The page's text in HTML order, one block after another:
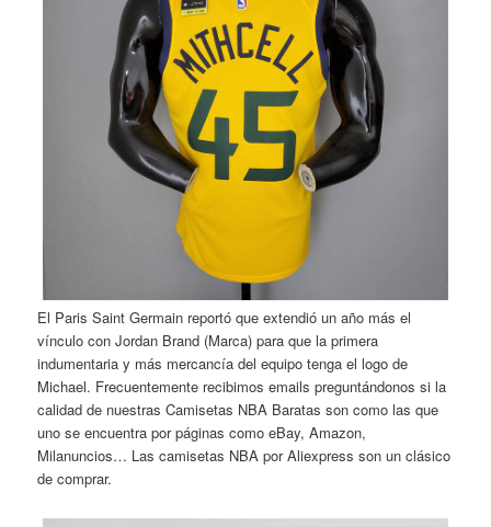
El Paris Saint Germain reportó que extendió un año más el
vínculo con Jordan Brand (Marca) para que la primera
indumentaria y más mercancía del equipo tenga el logo de
Michael. Frecuentemente recibimos emails preguntándonos si la
calidad de nuestras Camisetas NBA Baratas son como las que
uno se encuentra por páginas como eBay, Amazon,
Milanuncios… Las camisetas NBA por Aliexpress son un clásico
de comprar.